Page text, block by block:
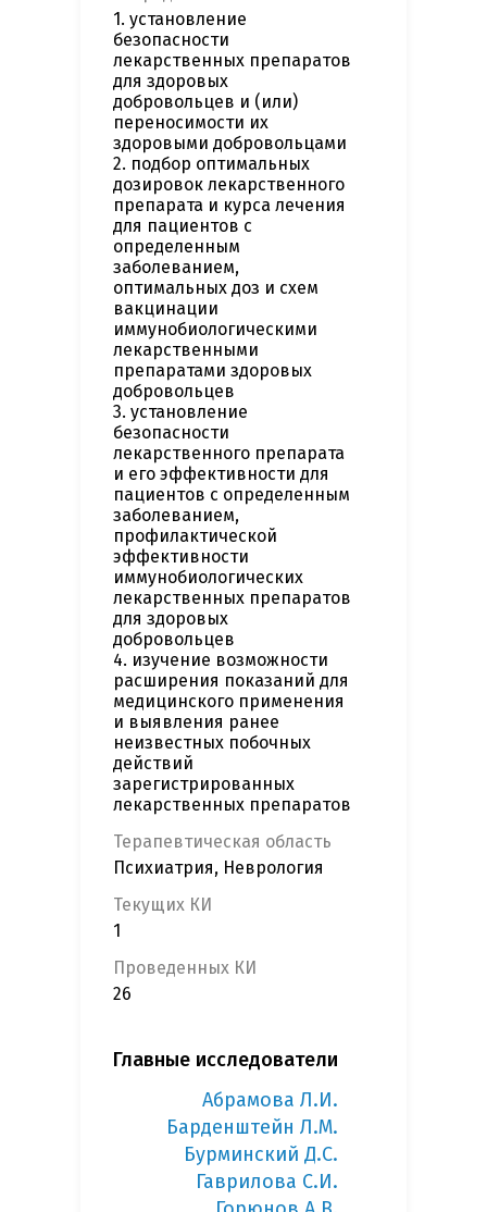
1. установление
безопасности
лекарственных препаратов
для здоровых
добровольцев и (или)
переносимости их
здоровыми добровольцами
2. подбор оптимальных
дозировок лекарственного
препарата и курса лечения
для пациентов с
определенным
заболеванием,
оптимальных доз и схем
вакцинации
иммунобиологическими
лекарственными
препаратами здоровых
добровольцев
3. установление
безопасности
лекарственного препарата
и его эффективности для
пациентов с определенным
заболеванием,
профилактической
эффективности
иммунобиологических
лекарственных препаратов
для здоровых
добровольцев
4. изучение возможности
расширения показаний для
медицинского применения
и выявления ранее
неизвестных побочных
действий
зарегистрированных
лекарственных препаратов
Терапевтическая область
Психиатрия, Неврология
Текущих КИ
1
Проведенных КИ
26
Главные исследователи
Абрамова Л.И.
Барденштейн Л.М.
Бурминский Д.С.
Гаврилова С.И.